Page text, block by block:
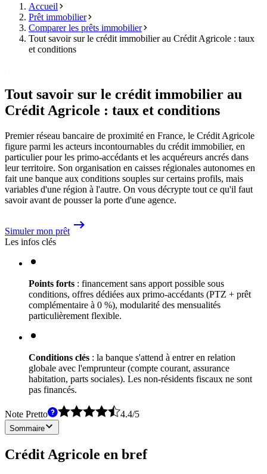
Accueil
Prêt immobilier
Comparer les prêts immobilier
Tout savoir sur le crédit immobilier au Crédit Agricole : taux
et conditions
Tout savoir sur le crédit immobilier au
Crédit Agricole : taux et conditions
Premier réseau bancaire de proximité en France, le Crédit Agricole
figure parmi les acteurs incontournables du crédit immobilier, en
particulier pour les primo-accédants et les acquéreurs ancrés dans
leur territoire. Son organisation en caisses régionales autonomes en
fait une banque aux conditions souples sur certains profils, mais
variables d'une région à l'autre. On vous décrypte tout ce qu'il faut
savoir avant de pousser la porte d'une agence.
Simuler mon prêt
Les infos clés
Points forts : financement sans apport possible sous
conditions, offres dédiées aux primo-accédants (PTZ + prêt
complémentaire à 0 %), modularité des mensualités
particulièrement flexible.
Conditions clés : la banque s'attend à entrer en relation
globale avec l'emprunteur (compte courant, assurance
habitation, parts sociales). Les non-résidents fiscaux ne sont
pas financés.
Note Pretto 4.4/5
Sommaire
Crédit Agricole en bref